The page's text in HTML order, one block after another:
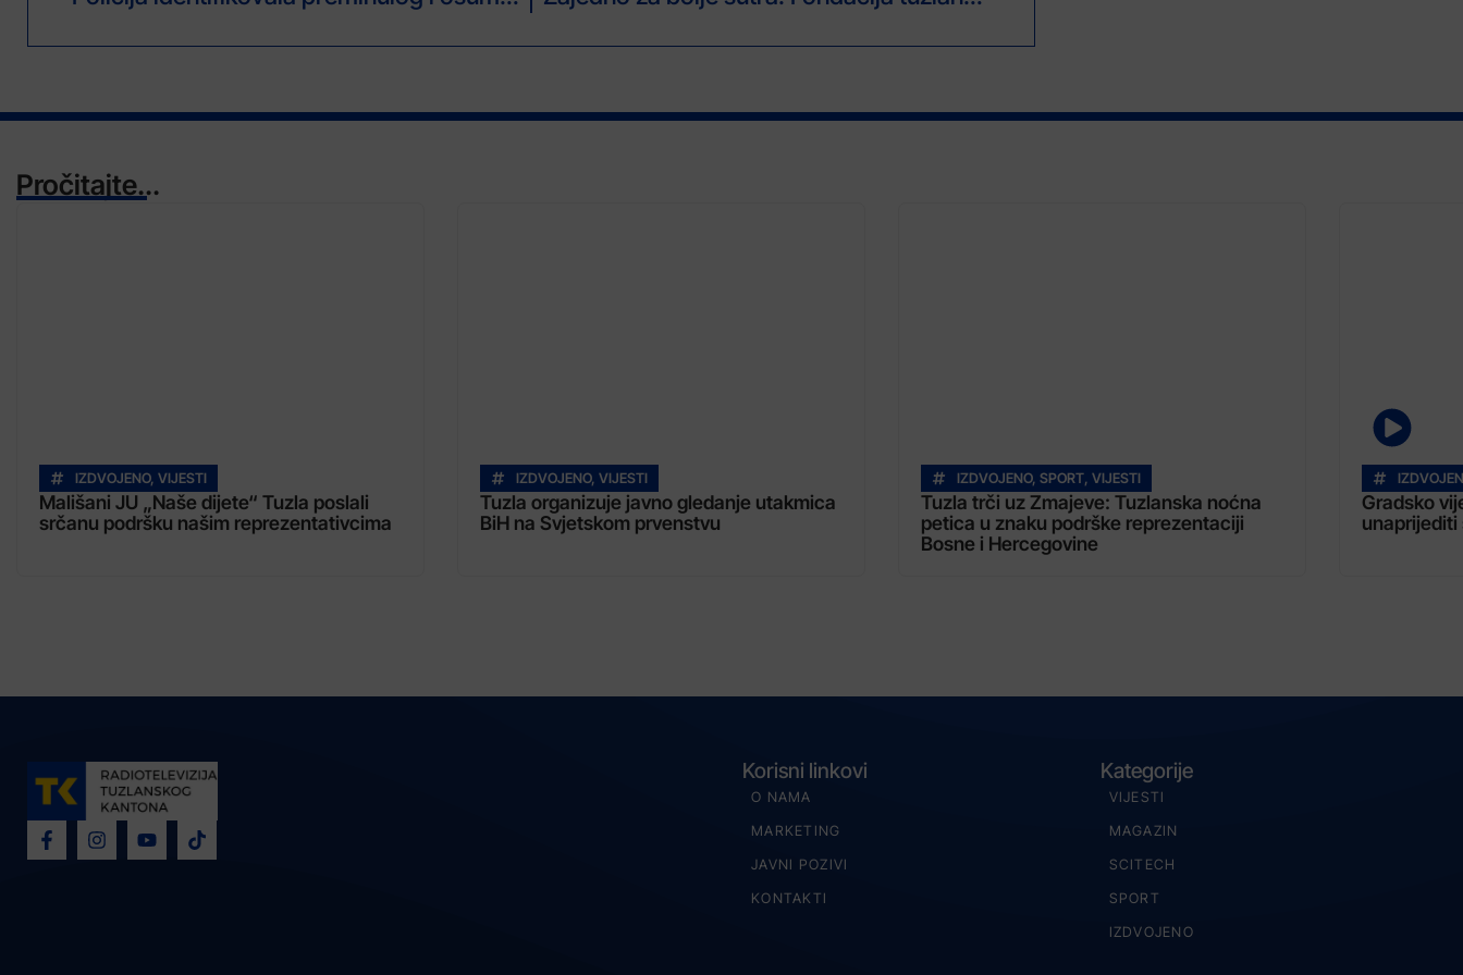
Pročitajte...
IZDVOJENO, VIJESTI
Mališani JU „Naše dijete“ Tuzla poslali
srčanu podršku našim reprezentativcima
IZDVOJENO, VIJESTI
Tuzla organizuje javno gledanje utakmica
BiH na Svjetskom prvenstvu
IZDVOJENO, SPORT, VIJESTI
Tuzla trči uz Zmajeve: Tuzlanska noćna
petica u znaku podrške reprezentaciji
Bosne i Hercegovine
Gradsko
unaprijediti
Korisni linkovi
O NAMA
MARKETING
JAVNI POZIVI
KONTAKTI
Kategorije
VIJESTI
MAGAZIN
SCITECH
SPORT
IZDVOJENO